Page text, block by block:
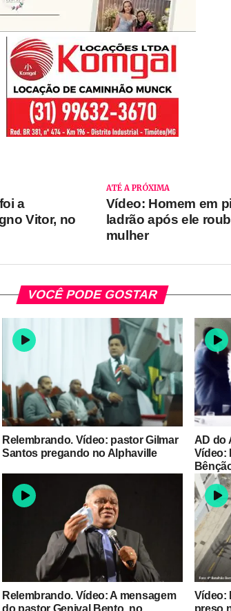
ATÉ A PRÓXIMA
Vídeo: Homem em
ladrão após ele
mulher
a
Vitor, no
VOCÊ PODE GOSTAR
Relembrando. Vídeo: pastor Gilmar
Santos pregando no Alphaville
AD do
Vídeo:
Relembrando. Vídeo: A mensagem
Vídeo: